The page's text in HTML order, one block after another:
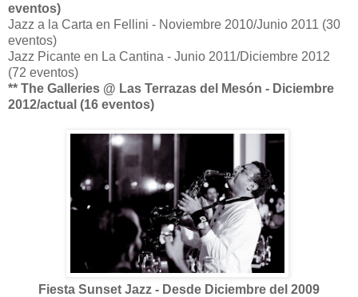
eventos)
Jazz a la Carta en Fellini - Noviembre 2010/Junio 2011 (30
eventos)
Jazz Picante en La Cantina - Junio 2011/Diciembre 2012
(72 eventos)
** The Galleries @ Las Terrazas del Mesón - Diciembre
2012/actual (16 eventos)
Fiesta Sunset Jazz - Desde Diciembre del 2009